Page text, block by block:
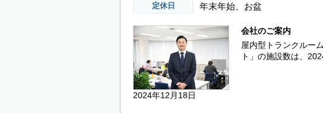
定休日 年末年始、お盆
2024年12月18日
会社のご案内
屋内型トランクルー
ト」の施設数は、